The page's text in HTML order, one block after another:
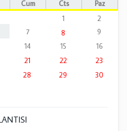
Cum Cts
Paz
1
2
7 8
9
14 15
16
21 22
23
28 29
30